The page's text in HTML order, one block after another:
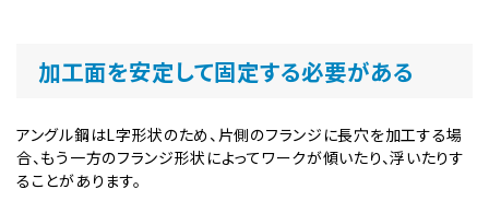
加工面を安定して固定する必要がある
アングル鋼はL字形状のため、片側のフランジに長穴を加工する場
合、もう一方のフランジ形状によってワークが傾いたり、浮いたりす
ることがあります。